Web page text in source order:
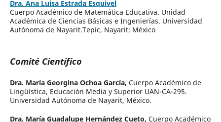
Dra. Ana Luisa Estrada Esquivel
Cuerpo Académico de Matemática Educativa. Unidad
Académica de Ciencias Básicas e Ingenierías. Universidad
Autónoma de Nayarit.Tepic, Nayarit; México
Comité Científico
Dra. María Georgina Ochoa García, Cuerpo Académico de
Lingüística, Educación Media y Superior UAN-CA-295.
Universidad Autónoma de Nayarit, México.
Dra. María Guadalupe Hernández Cueto, Cuerpo Académico